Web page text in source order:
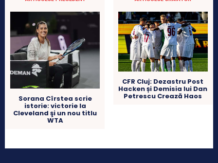
Sorana Cîrstea scrie
istorie: victorie la
Cleveland şi un nou titlu
WTA
CFR Cluj: Dezastru Post
Hacken și Demisia lui Dan
Petrescu Crează Haos